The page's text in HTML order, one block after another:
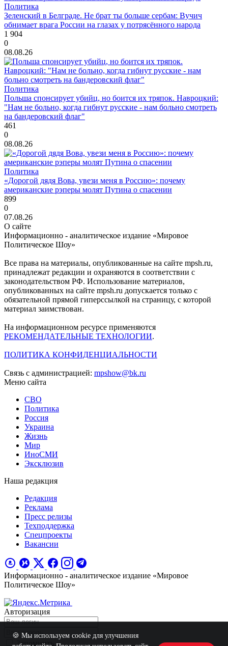
Политика
Зеленский в Белграде. Не брат ты больше сербам: Вучич
обнимает врага России на глазах у потрясённого народа
1 904
0
08.08.26
Политика
Польша спонсирует убийц, но боится их тряпок. Навроцкий:
"Нам не больно, когда гибнут русские - нам больно смотреть
на бандеровский флаг"
461
0
08.08.26
Политика
«Дорогой дядя Вова, увези меня в Россию»: почему
американские рэперы молят Путина о спасении
899
0
07.08.26
О сайте
Информационно - аналитическое издание «Мировое
Политическое Шоу»
Все права на материалы, опубликованные на сайте mpsh.ru,
принадлежат редакции и охраняются в соответствии с
законодательством РФ. Использование материалов,
опубликованных на сайте mpsh.ru допускается только с
обязательной прямой гиперссылкой на страницу, с которой
материал заимствован.
На информационном ресурсе применяются
РЕКОМЕНДАТЕЛЬНЫЕ ТЕХНОЛОГИИ.
ПОЛИТИКА КОНФИДЕНЦИАЛЬНОСТИ
Связь с администрацией: mpshow@bk.ru
Меню сайта
СВО
Политика
Россия
Украина
Жизнь
Мир
ИноСМИ
Эксклюзив
Наша редакция
Редакция
Реклама
Пресс релизы
Техподдержка
Спецпроекты
Вакансии
Информационно - аналитическое издание «Мировое
Политическое Шоу»
Авторизация
Запомнить
🍪 Мы используем cookie для улучшения